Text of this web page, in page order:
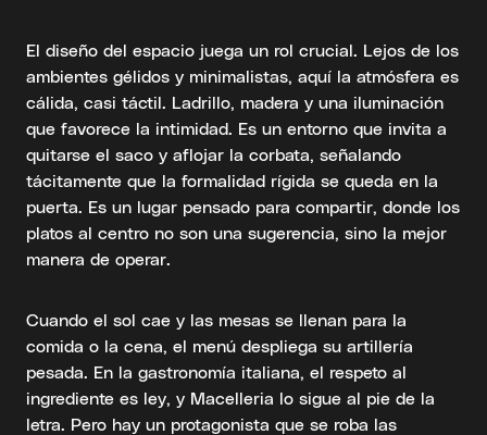
El diseño del espacio juega un rol crucial. Lejos de los
ambientes gélidos y minimalistas, aquí la atmósfera es
cálida, casi táctil. Ladrillo, madera y una iluminación
que favorece la intimidad. Es un entorno que invita a
quitarse el saco y aflojar la corbata, señalando
tácitamente que la formalidad rígida se queda en la
puerta. Es un lugar pensado para compartir, donde los
platos al centro no son una sugerencia, sino la mejor
manera de operar.
Cuando el sol cae y las mesas se llenan para la
comida o la cena, el menú despliega su artillería
pesada. En la gastronomía italiana, el respeto al
ingrediente es ley, y Macelleria lo sigue al pie de la
letra. Pero hay un protagonista que se roba las